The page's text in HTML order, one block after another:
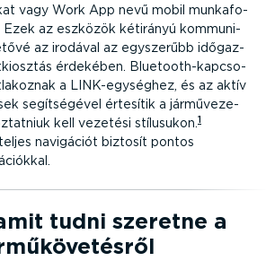
vagy Work App nevű mobil munka­fo­
Ezek az eszközök kétirányú kommu­ni­
az irodával az egyszerűbb időgaz­
érdekében. Blueto­oth-­kap­cso­
a LINK-egy­séghez, és az aktív
segít­sé­gével értesítik a jármű­ve­ze­
kell vezetési stílusukon.1
navigációt biztosít pontos
tudni szeretne a